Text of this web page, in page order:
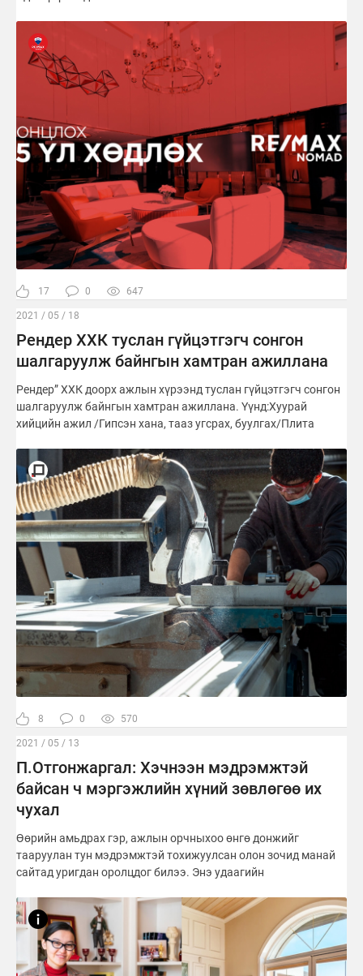
17 0 647
2021 / 05 / 18
Рендер ХХК туслан гүйцэтгэгч сонгон
шалгаруулж байнгын хамтран ажиллана
Рендер” ХХК доорх ажлын хүрээнд туслан гүйцэтгэгч сонгон
шалгаруулж байнгын хамтран ажиллана. Үүнд:Хуурай
хийцийн ажил /Гипсэн хана, тааз угсрах, буулгах/Плита
8 0 570
2021 / 05 / 13
П.Отгонжаргал: Хэчнээн мэдрэмжтэй
байсан ч мэргэжлийн хүний зөвлөгөө их
чухал
Өөрийн амьдрах гэр, ажлын орчныхоо өнгө донжийг
тааруулан тун мэдрэмжтэй тохижуулсан олон зочид манай
сайтад уригдан оролцдог билээ. Энэ удаагийн